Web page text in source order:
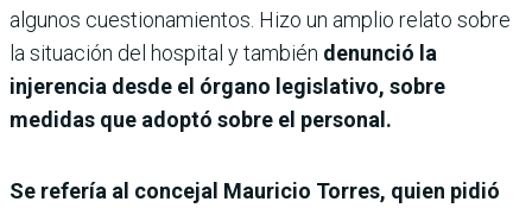
algunos cuestionamientos. Hizo un amplio relato sobre
la situación del hospital y también denunció la
injerencia desde el órgano legislativo, sobre
medidas que adoptó sobre el personal.
Se refería al concejal Mauricio Torres, quien pidió